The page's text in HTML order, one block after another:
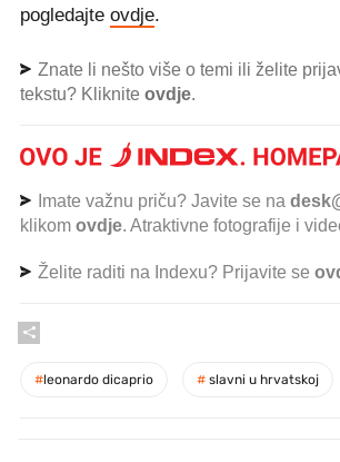
pogledajte ovdje.
Znate li nešto više o temi ili želite
tekstu? Kliknite ovdje.
Imate važnu priču? Javite se na
klikom ovdje. Atraktivne fotografije i
Želite raditi na Indexu? Prijavite se
#leonardo dicaprio # slavni u hrvatskoj